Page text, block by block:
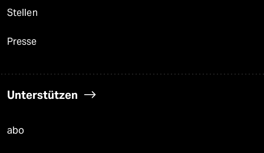
Stellen
Presse
Unterstützen
abo